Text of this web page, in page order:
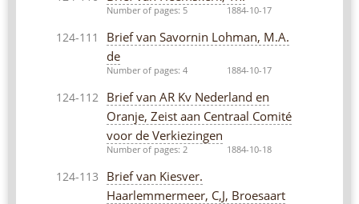
Number of pages: 5 1884-10-17
124-111
Brief van Savornin Lohman, M.A.
de
Number of pages: 4 1884-10-17
124-112
Brief van AR Kv Nederland en
Oranje, Zeist aan Centraal Comité
voor de Verkiezingen
Number of pages: 2 1884-10-18
124-113
Brief van Kiesver.
Haarlemmermeer, C,J, Broesaart